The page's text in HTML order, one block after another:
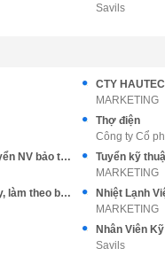
Savils
MARKETING
Thợ điện
Công ty Cổ
CTY MI SA sản xuất tăm bông vệ sinh tai tuyển NV bảo trì cơ điện
MARKETING
Tuyển Thợ phụ điện bẻ ống, đặt bốc, kéo dây, làm theo bảng vẽ
MARKETING
Nhân Viên
Savils